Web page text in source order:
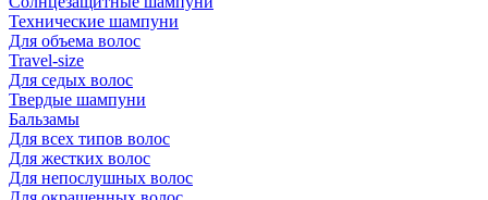
Технические шампуни
Для объема волос
Travel-size
Для седых волос
Твердые шампуни
Бальзамы
Для всех типов волос
Для жестких волос
Для непослушных волос